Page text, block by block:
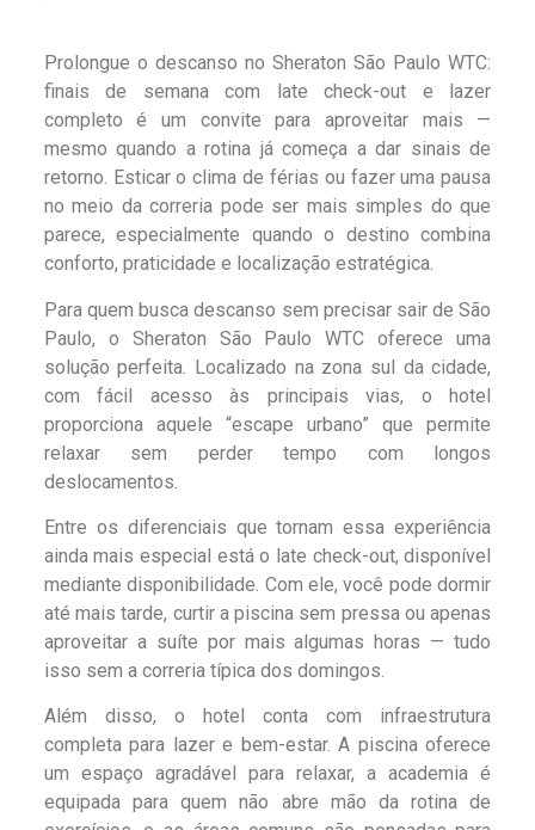
Prolongue o descanso no Sheraton São Paulo WTC:
finais de semana com late check-out e lazer
completo é um convite para aproveitar mais —
mesmo quando a rotina já começa a dar sinais de
retorno. Esticar o clima de férias ou fazer uma pausa
no meio da correria pode ser mais simples do que
parece, especialmente quando o destino combina
conforto, praticidade e localização estratégica.
Para quem busca descanso sem precisar sair de São
Paulo, o Sheraton São Paulo WTC oferece uma
solução perfeita. Localizado na zona sul da cidade,
com fácil acesso às principais vias, o hotel
proporciona aquele “escape urbano” que permite
relaxar sem perder tempo com longos
deslocamentos.
Entre os diferenciais que tornam essa experiência
ainda mais especial está o late check-out, disponível
mediante disponibilidade. Com ele, você pode dormir
até mais tarde, curtir a piscina sem pressa ou apenas
aproveitar a suíte por mais algumas horas — tudo
isso sem a correria típica dos domingos.
Além disso, o hotel conta com infraestrutura
completa para lazer e bem-estar. A piscina oferece
um espaço agradável para relaxar, a academia é
equipada para quem não abre mão da rotina de